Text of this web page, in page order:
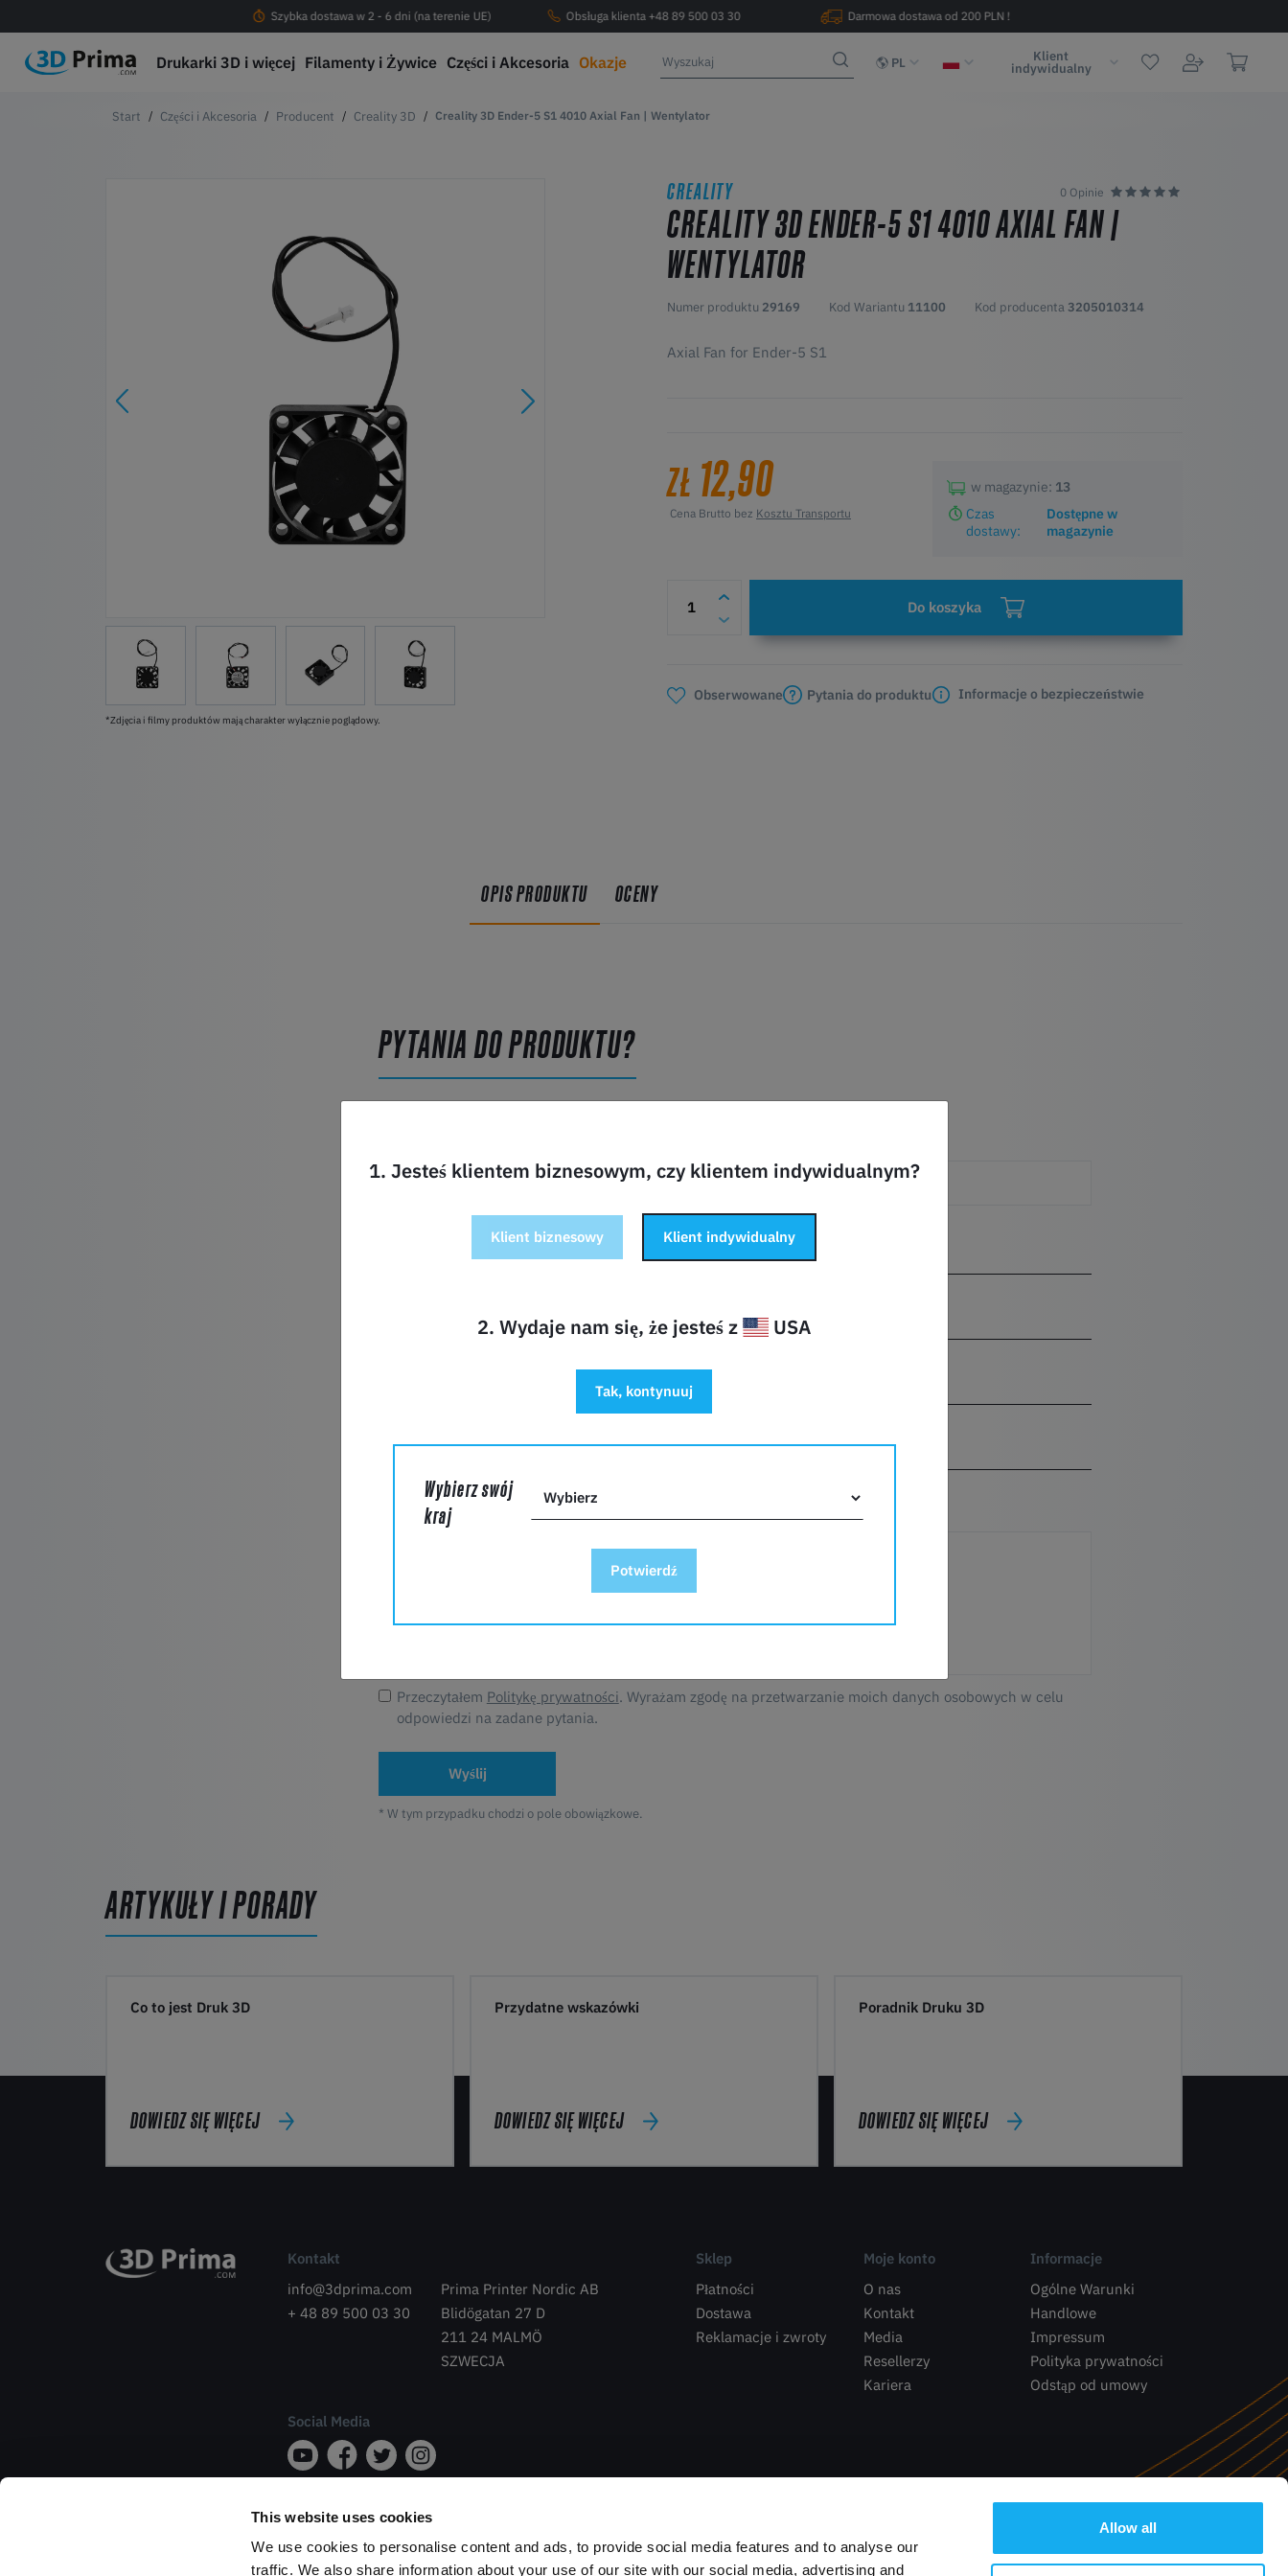
This website uses cookies
We use cookies to personalise content and ads, to provide social media features and to analyse our
traffic. We also share information about your use of our site with our social media, advertising and
Allow all
Szybka dostawa w 2 - 6 dni (na terenie UE) Obsługa klienta +48 89 500 03 30 Darmowa dostawa od 200 PLN !
Drukarki 3D i więcej Filamenty i Żywice Części i Akcesoria Okazje PL Klient
indywidualny
Części i Akcesoria Producent Creality 3D Creality 3D Ender-5 S1 4010 Axial Fan | Wentylator
*Zdjęcia i filmy produktów mają charakter wyłącznie poglądowy.
CREALITY 0 Opinie
CREALITY 3D ENDER-5 S1 4010 AXIAL FAN |
WENTYLATOR
Numer produktu 29169 Kod Wariantu 11100 Kod producenta3205010314
Axial Fan for Ender-5 S1
ZŁ 12,90
Cena Brutto bez Kosztu Transportu
w magazynie: 13
Czas
dostawy:
Dostępne w
magazynie
Do koszyka
Obserwowane Pytania do produktu Informacje o bezpieczeństwie
OPIS PRODUKTU OCENY
PYTANIA DO PRODUKTU?
Wiadomość*
Przeczytałem Politykę prywatności. Wyrażam zgodę na przetwarzanie moich danych osobowych w celu
odpowiedzi na zadane pytania.
Wyślij
* W tym przypadku chodzi o pole obowiązkowe.
ARTYKUŁY I PORADY
Co to jest Druk 3D
DOWIEDZ SIĘ WIĘCEJ
Przydatne wskazówki
DOWIEDZ SIĘ WIĘCEJ
Poradnik Druku 3D
DOWIEDZ SIĘ WIĘCEJ
Kontakt
info@3dprima.com
+ 48 89 500 03 30
Prima Printer Nordic AB
Blidögatan 27 D
211 24 MALMÖ
SZWECJA
Social Media
Sklep
Płatności
Dostawa
Reklamacje i zwroty
Moje konto
O nas
Kontakt
Media
Resellerzy
Kariera
Informacje
Ogólne Warunki
Handlowe
Impressum
Polityka prywatności
Odstąp od umowy
1. Jesteś klientem biznesowym, czy klientem indywidualnym?
Klient biznesowy Klient indywidualny
2. Wydaje nam się, że jesteś z USA
Tak, kontynuuj
Wybierz swój
kraj
Potwierdź